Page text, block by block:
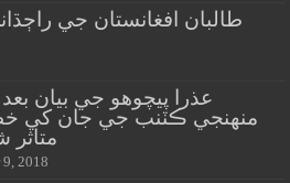
طالبان افغانستان جي
عذرا پيچوهو جي بيان
منهنجي ڪٽنب جي جان کي
متاثر
9, 2018